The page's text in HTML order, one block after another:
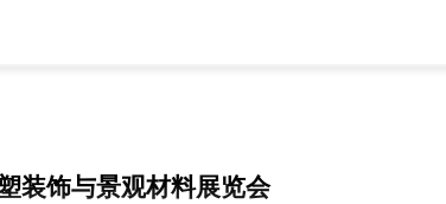
装饰与景观材料展览会